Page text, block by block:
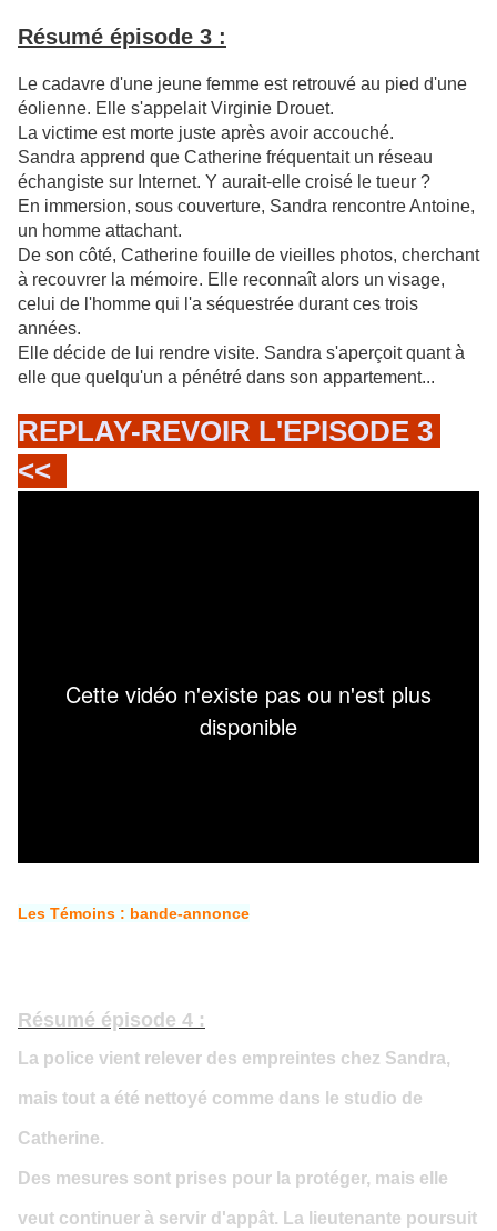
Résumé épisode 3 :
Le cadavre d'une jeune femme est retrouvé au pied d'une
éolienne. Elle s'appelait Virginie Drouet.
La victime est morte juste après avoir accouché.
Sandra apprend que Catherine fréquentait un réseau
échangiste sur Internet. Y aurait-elle croisé le tueur ?
En immersion, sous couverture, Sandra rencontre Antoine,
un homme attachant.
De son côté, Catherine fouille de vieilles photos, cherchant
à recouvrer la mémoire. Elle reconnaît alors un visage,
celui de l'homme qui l'a séquestrée durant ces trois
années.
Elle décide de lui rendre visite. Sandra s'aperçoit quant à
elle que quelqu'un a pénétré dans son appartement...
REPLAY-REVOIR L'EPISODE 3
<<
Les Témoins : bande-annonce
Résumé épisode 4 :
La police vient relever des empreintes chez Sandra,
mais tout a été nettoyé comme dans le studio de
Catherine.
Des mesures sont prises pour la protéger, mais elle
veut continuer à servir d'appât. La lieutenante poursuit